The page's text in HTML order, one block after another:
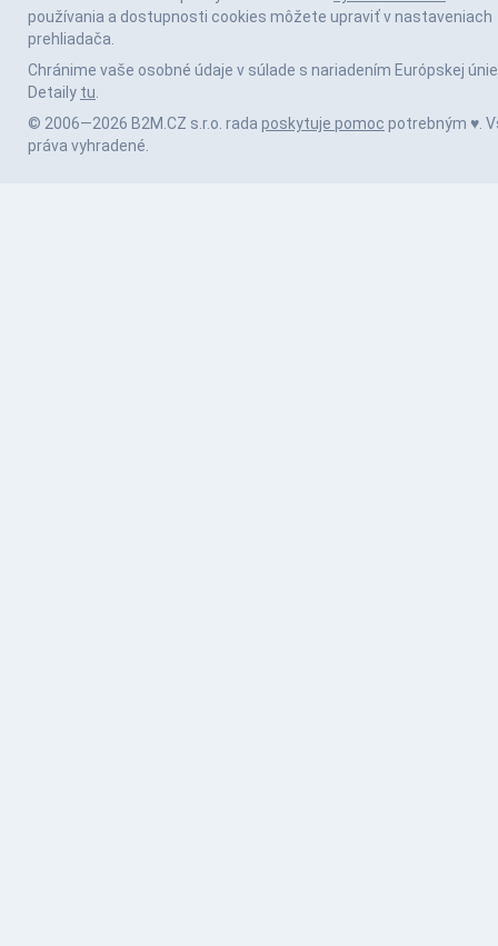
používania a dostupnosti cookies môžete upraviť v nastaveniach
prehliadača.
Chránime vaše osobné údaje v súlade s nariadením Európskej únie
Detaily tu.
© 2006—2026 B2M.CZ s.r.o. rada poskytuje pomoc potrebným ♥️.
práva vyhradené.